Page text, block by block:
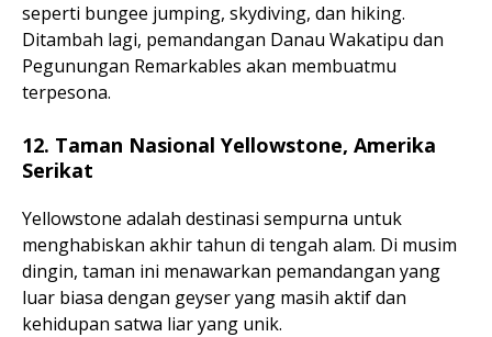
seperti bungee jumping, skydiving, dan hiking.
Ditambah lagi, pemandangan Danau Wakatipu dan
Pegunungan Remarkables akan membuatmu
terpesona.
12. Taman Nasional Yellowstone, Amerika
Serikat
Yellowstone adalah destinasi sempurna untuk
menghabiskan akhir tahun di tengah alam. Di musim
dingin, taman ini menawarkan pemandangan yang
luar biasa dengan geyser yang masih aktif dan
kehidupan satwa liar yang unik.